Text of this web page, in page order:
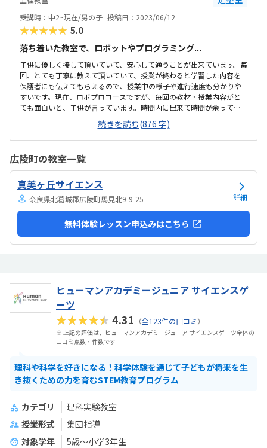
で、妥当な金額ではないかなと思います。
受講時：中2~現在/男の子 投稿日：2023/06/12
★★★★★ 5.0
落ち着いた教室で、ロボットやプログラミング...
子供に優しく接して頂いていて、安心して通うことが出来ています。毎
回、とても丁寧に教えて頂いていて、授業が終わると学習した内容を
保護者にも伝えてもらえるので、授業中の様子や進行速度も分かりや
すいです。現在、ロボプロコースですが、毎回の教材・授業内容がと
ても面白いと、子供が言っています。時間内に出来て時間が余って
も、先生が追加の課題を出して下さるので、時間中ずっと夢中でロボ
ットを触れるようです。また、工具を使って組み立てるロボットは、
ブロックで作るタイプと少し違うので、新しい楽しさがあり、毎回授
交通量が少し多いので、そこだけが残念です。車椅子での移動なの
で、バスが来ると道幅が少し狭く、通れるのですが怖いです。普通に
歩いて通うのには問題無いと思います。一人で使える長いテーブルを
使用出来るので、ゆったりと受講できます。他の方の部品...
続きを読む(876 字)
広陵町の教室一覧
真美ヶ丘サイエンス
奈良県北葛城郡広陵町馬見北9-9-25 詳細
無料体験レッスン申込みはこちら
ヒューマンアカデミージュニア サイエンスゲ
ーツ
★★★★★4.31 （全123件の口コミ）
※ 上記の評価は、ヒューマンアカデミージュニア サイエンスゲーツ全体の
口コミ点数・件数です
理科や科学を好きになる！科学体験を通じて子どもが将来を生
き抜くための力を育むSTEM教育プログラム
カテゴリ
理科実験教室
授業形式
集団指導
対象学年
5歳〜小学3年生